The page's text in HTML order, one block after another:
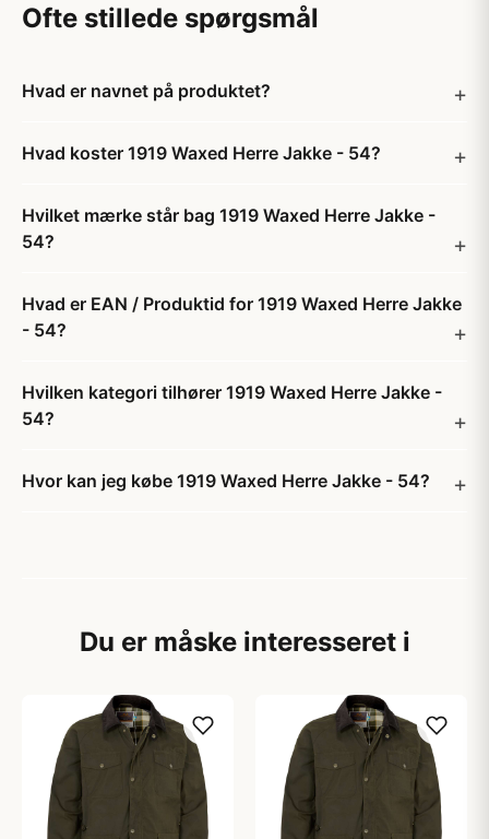
Ofte stillede spørgsmål
Hvad er navnet på produktet?
Hvad koster 1919 Waxed Herre Jakke - 54?
Hvilket mærke står bag 1919 Waxed Herre Jakke -
54?
Hvad er EAN / Produktid for 1919 Waxed Herre Jakke
- 54?
Hvilken kategori tilhører 1919 Waxed Herre Jakke -
54?
Hvor kan jeg købe 1919 Waxed Herre Jakke - 54?
Du er måske interesseret i